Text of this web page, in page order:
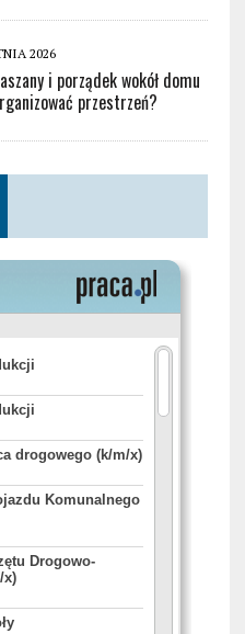
2026
i porządek wokół domu
przestrzeń?